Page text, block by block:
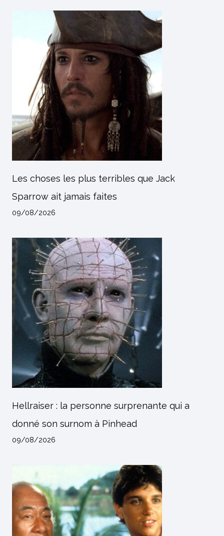
Les choses les plus terribles que Jack
Sparrow ait jamais faites
09/08/2026
Hellraiser : la personne surprenante qui a
donné son surnom à Pinhead
09/08/2026